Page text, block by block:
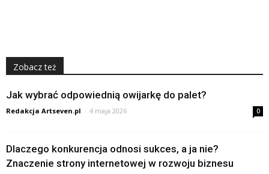
Zobacz też
Jak wybrać odpowiednią owijarkę do palet?
Redakcja Artseven.pl - 4 maja 2026 0
Dlaczego konkurencja odnosi sukces, a ja nie?
Znaczenie strony internetowej w rozwoju biznesu